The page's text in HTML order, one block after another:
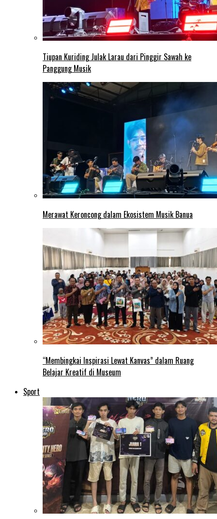
Tiupan Kuriding Julak Larau dari Pinggir Sawah ke
Panggung Musik
Merawat Keroncong dalam Ekosistem Musik Banua
“Membingkai Inspirasi Lewat Kanvas” dalam Ruang
Belajar Kreatif di Museum
Sport